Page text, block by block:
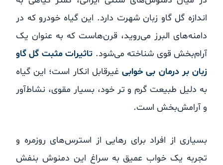
اندازه گل گاو زبان شهرت دارد. این گیاه خودرو که در
دامنه‌های البرز می‌روید، قرن‌هاست که به عنوان یک
آرام‌بخش قوی شناخته می‌شود.تاثیرات مثبت گل گاو
زبان بر درمان بی خوابیغیرقابل انکار است؛ این گیاه
به دلیل طبیعت گرم و تر خود، بسیار مقوی، نشاط‌آور
و آرامش‌بخش است.
بسیاری از افراد برای رهایی از استرس‌های روزمره و
تجربه یک خواب عمیق به سراغ این دمنوش بنفش